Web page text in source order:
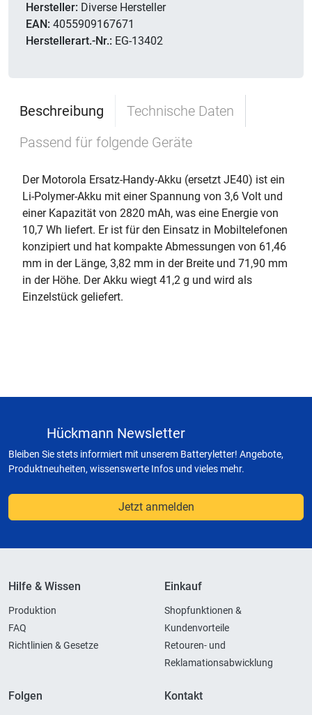
Hersteller: Diverse Hersteller
EAN: 4055909167671
Herstellerart.-Nr.: EG-13402
Beschreibung
Technische Daten
Passend für folgende Geräte
Der Motorola Ersatz-Handy-Akku (ersetzt JE40) ist ein
Li-Polymer-Akku mit einer Spannung von 3,6 Volt und
einer Kapazität von 2820 mAh, was eine Energie von
10,7 Wh liefert. Er ist für den Einsatz in Mobiltelefonen
konzipiert und hat kompakte Abmessungen von 61,46
mm in der Länge, 3,82 mm in der Breite und 71,90 mm
in der Höhe. Der Akku wiegt 41,2 g und wird als
Einzelstück geliefert.
Hückmann Newsletter
Bleiben Sie stets informiert mit unserem Batteryletter! Angebote,
Produktneuheiten, wissenswerte Infos und vieles mehr.
Jetzt anmelden
Hilfe & Wissen
Produktion
FAQ
Richtlinien & Gesetze
Einkauf
Shopfunktionen &
Kundenvorteile
Retouren- und
Reklamationsabwicklung
Folgen Kontakt